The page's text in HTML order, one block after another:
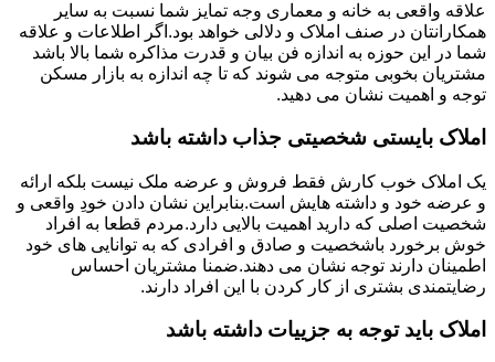
علاقه واقعی به خانه و معماری وجه تمایز شما نسبت به سایر
همکارانتان در صنف املاک و دلالی خواهد بود.اگر اطلاعات و علاقه
شما در این حوزه به اندازه فن بیان و قدرت مذاکره شما بالا باشد
مشتریان بخوبی متوجه می شوند که تا چه اندازه به بازار مسکن
توجه و اهمیت نشان می دهید.
املاک بایستی شخصیتی جذاب داشته باشد
یک املاک خوب کارش فقط فروش و عرضه ملک نیست بلکه ارائه
و عرضه خود و داشته هایش است.بنابراین نشان دادن خودِ واقعی و
شخصیت اصلی که دارید اهمیت بالایی دارد.مردم قطعا به افراد
خوش برخورد باشخصیت و صادق و افرادی که به توانایی های خود
اطمینان دارند توجه نشان می دهند.ضمنا مشتریان احساس
رضایتمندی بشتری از کار کردن با این افراد دارند.
املاک باید توجه به جزییات داشته باشد